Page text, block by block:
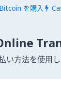
を購入 
い方法を使用